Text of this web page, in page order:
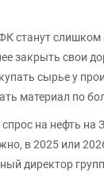
станут слишком
закрыть свои
сырье у
материал по
на нефть на
в 2025 или
директор